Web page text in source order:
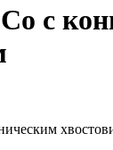
с